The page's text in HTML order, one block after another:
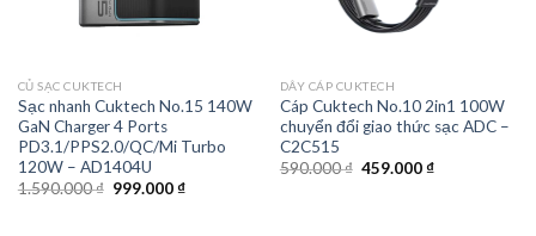
CỦ SẠC CUKTECH
Sạc nhanh Cuktech No.15 140W
GaN Charger 4 Ports
PD3.1/PPS2.0/QC/Mi Turbo
120W – AD1404U
1.590.000₫ Giá
999.000₫Giá
DÂY CÁP CUKTECH
Cáp Cuktech No.10 2in1 100W
chuyển đổi giao thức sạc ADC –
C2C515
590.000₫ Giá
459.000₫Giá